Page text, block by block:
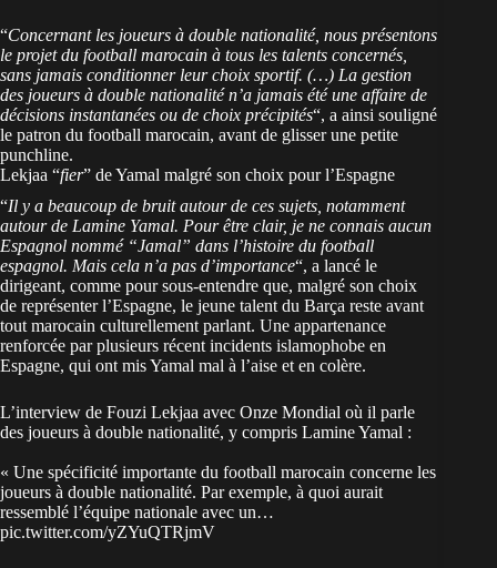
“Concernant les joueurs à double nationalité, nous présentons
le projet du football marocain à tous les talents concernés,
sans jamais conditionner leur choix sportif. (…) La gestion
des joueurs à double nationalité n’a jamais été une affaire de
décisions instantanées ou de choix précipités“, a ainsi souligné
le patron du football marocain, avant de glisser une petite
punchline.
Lekjaa “fier” de Yamal malgré son choix pour l’Espagne
“Il y a beaucoup de bruit autour de ces sujets, notamment
autour de Lamine Yamal. Pour être clair, je ne connais aucun
Espagnol nommé “Jamal” dans l’histoire du football
espagnol. Mais cela n’a pas d’importance“, a lancé le
dirigeant, comme pour sous-entendre que, malgré son choix
de représenter l’Espagne, le jeune talent du Barça reste avant
tout marocain culturellement parlant. Une appartenance
renforcée par plusieurs récent incidents islamophobe en
Espagne, qui ont mis Yamal mal à l’aise et en colère.
L’interview de Fouzi Lekjaa avec Onze Mondial où il parle
des joueurs à double nationalité, y compris Lamine Yamal :
« Une spécificité importante du football marocain concerne les
joueurs à double nationalité. Par exemple, à quoi aurait
ressemblé l’équipe nationale avec un…
pic.twitter.com/yZYuQTRjmV